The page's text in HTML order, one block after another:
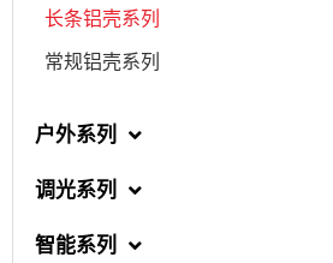
长条铝壳系列
常规铝壳系列
户外系列
调光系列
智能系列